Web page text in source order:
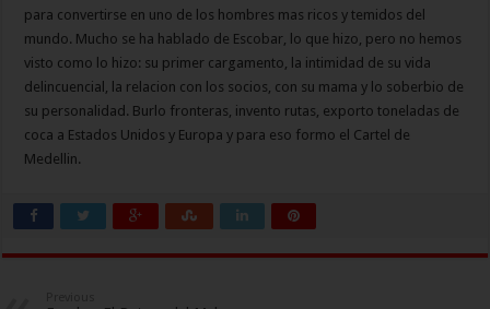
para convertirse en uno de los hombres mas ricos y temidos del
mundo. Mucho se ha hablado de Escobar, lo que hizo, pero no hemos
visto como lo hizo: su primer cargamento, la intimidad de su vida
delincuencial, la relacion con los socios, con su mama y lo soberbio de
su personalidad. Burlo fronteras, invento rutas, exporto toneladas de
coca a Estados Unidos y Europa y para eso formo el Cartel de
Medellin.